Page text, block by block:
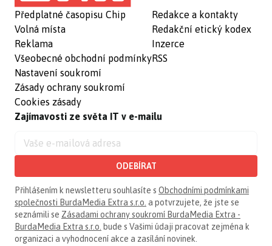
Předplatné časopisu Chip
Volná místa
Reklama
Všeobecné obchodní podmínky
Nastavení soukromí
Zásady ochrany soukromí
Cookies zásady
Redakce a kontakty
Redakční etický kodex
Inzerce
RSS
Zajímavosti ze světa IT v e-mailu
ODEBÍRAT
Přihlášením k newsletteru souhlasíte s Obchodními podmínkami
společnosti BurdaMedia Extra s.r.o. a potvrzujete, že jste se
seznámili se Zásadami ochrany soukromí BurdaMedia Extra -
BurdaMedia Extra s.r.o. bude s Vašimi údaji pracovat zejména k
organizaci a vyhodnocení akce a zasílání novinek.